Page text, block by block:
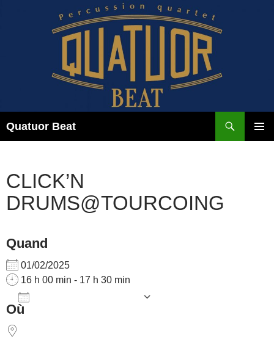
Quatuor Beat
CLICK’N
DRUMS@TOURCOING
Quand
01/02/2025
16 h 00 min - 17 h 30 min
Où